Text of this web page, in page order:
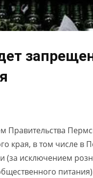
Правительства
края, в том числе в
(за исключением